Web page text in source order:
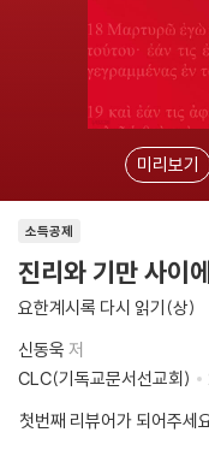
미리보기
소득공제
진리와 기만 사이
요한계시록 다시 읽기(상)
신동욱 저
CLC(기독교문서선교회)
첫번째 리뷰어가 되어주세